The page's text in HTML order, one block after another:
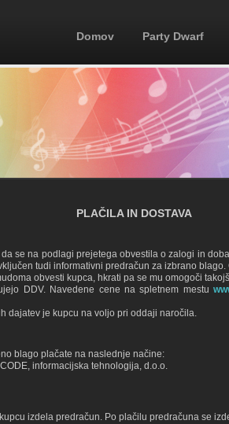
Domov Party Dwarf
PLAČILA IN DOSTAVA
se na podlagi prejetega obvestila o zalogi in
tudi informativni predračun za izbrano
obvesti kupca, hkrati pa se mu omogoči
DDV. Navedene cene na spletnem mestu
dajatev je kupcu na voljo pri oddaji naročila.
blago plačate na naslednje načine:
informacijska tehnologija, d.o.o.
izdela predračun. Po plačilu predračuna se